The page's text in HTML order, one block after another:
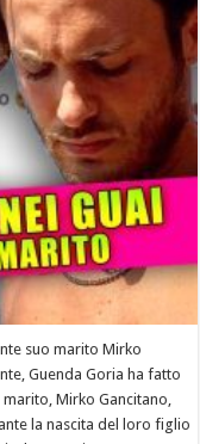
suo marito Mirko
Guenda Goria ha fatto
Mirko Gancitano,
la nascita del loro figlio